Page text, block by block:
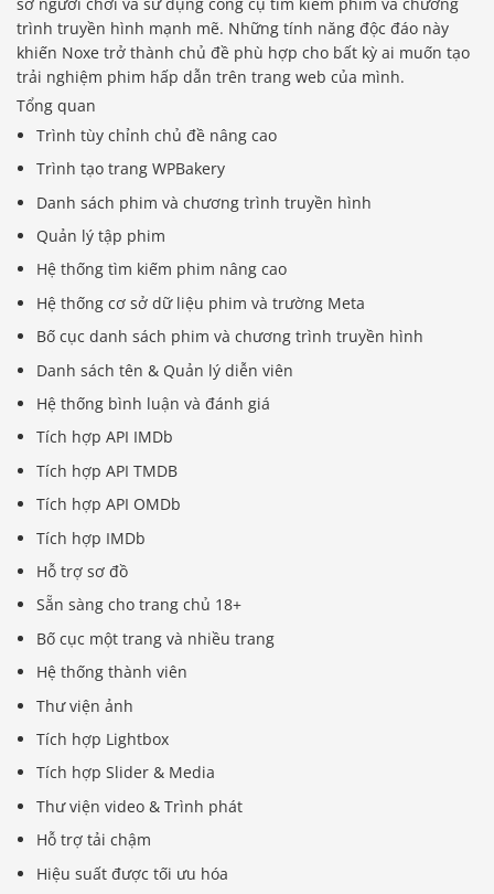
trình truyền hình mạnh mẽ. Những tính năng độc đáo này
khiến Noxe trở thành chủ đề phù hợp cho bất kỳ ai muốn tạo
trải nghiệm phim hấp dẫn trên trang web của mình.
Tổng quan
Trình tùy chỉnh chủ đề nâng cao
Trình tạo trang WPBakery
Danh sách phim và chương trình truyền hình
Quản lý tập phim
Hệ thống tìm kiếm phim nâng cao
Hệ thống cơ sở dữ liệu phim và trường Meta
Bố cục danh sách phim và chương trình truyền hình
Danh sách tên & Quản lý diễn viên
Hệ thống bình luận và đánh giá
Tích hợp API IMDb
Tích hợp API TMDB
Tích hợp API OMDb
Tích hợp IMDb
Hỗ trợ sơ đồ
Sẵn sàng cho trang chủ 18+
Bố cục một trang và nhiều trang
Hệ thống thành viên
Thư viện ảnh
Tích hợp Lightbox
Tích hợp Slider & Media
Thư viện video & Trình phát
Hỗ trợ tải chậm
Hiệu suất được tối ưu hóa